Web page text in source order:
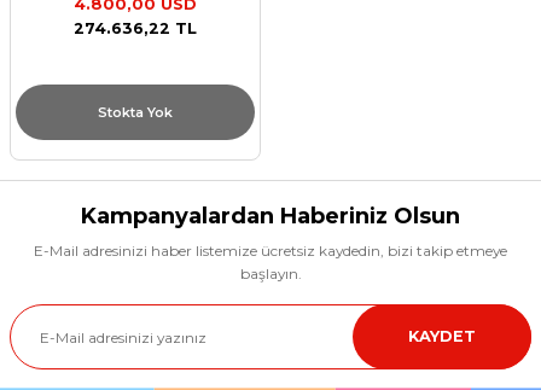
4.800,00 USD
274.636,22 TL
Stokta Yok
Kampanyalardan Haberiniz Olsun
E-Mail adresinizi haber listemize ücretsiz kaydedin, bizi takip etmeye
başlayın.
KAYDET